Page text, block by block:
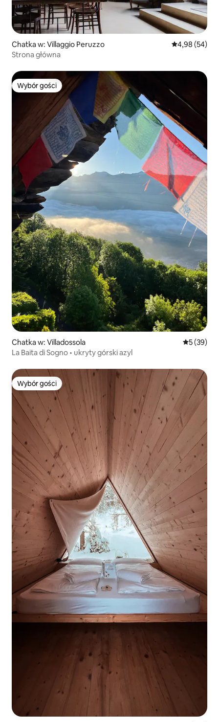
Chatka w: Villaggio Peruzzo Średnia
4,98 (54)
Strona główna
Wybór gości
Wybór gości
Chatka w: Villadossola Średnia
5 (39)
La Baita di Sogno • ukryty górski azyl
Wybór gości
Wybór gości